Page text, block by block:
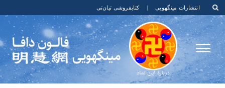
انتشارات مینگهویی | کتابفروشی تیان‌تی